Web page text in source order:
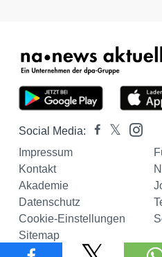
Social Media:
Impressum
Kontakt
Akademie
Datenschutz
Cookie-Einstellungen
Sitemap